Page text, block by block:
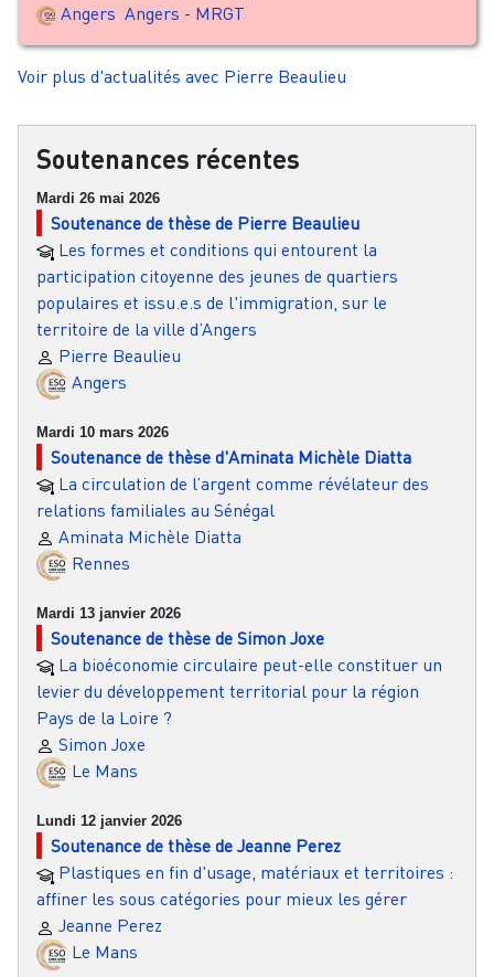
Angers, Angers - MRGT
Voir plus d'actualités avec Pierre Beaulieu
Soutenances récentes
Mardi 26 mai 2026
Soutenance de thèse de Pierre Beaulieu
Les formes et conditions qui entourent la
participation citoyenne des jeunes de quartiers
populaires et issu.e.s de l'immigration, sur le
territoire de la ville d’Angers
Pierre Beaulieu
Angers
Mardi 10 mars 2026
Soutenance de thèse d'Aminata Michèle Diatta
La circulation de l’argent comme révélateur des
relations familiales au Sénégal
Aminata Michèle Diatta
Rennes
Mardi 13 janvier 2026
Soutenance de thèse de Simon Joxe
La bioéconomie circulaire peut-elle constituer un
levier du développement territorial pour la région
Pays de la Loire ?
Simon Joxe
Le Mans
Lundi 12 janvier 2026
Soutenance de thèse de Jeanne Perez
Plastiques en fin d'usage, matériaux et territoires :
affiner les sous catégories pour mieux les gérer
Jeanne Perez
Le Mans